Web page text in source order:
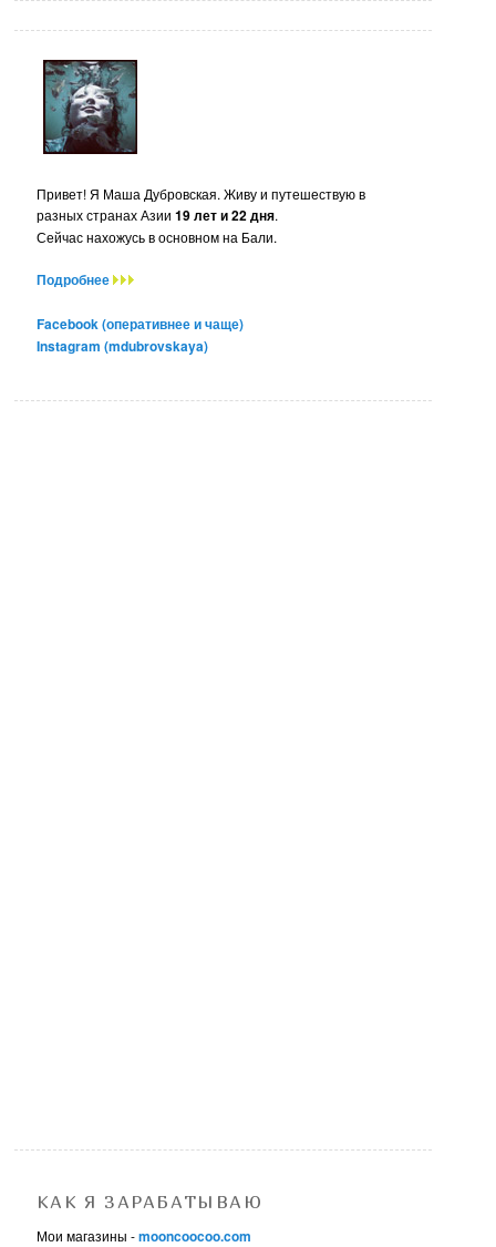
Привет! Я Маша Дубровская. Живу и путешествую в
разных странах Азии19 лет и 22 дня.
Сейчас нахожусь в основном на Бали.
Подробнее
Facebook (оперативнее и чаще)
Instagram (mdubrovskaya)
КАК Я ЗАРАБАТЫВАЮ
Мои магазины -mooncoocoo.com